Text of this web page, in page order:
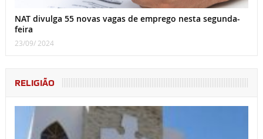
NAT divulga 55 novas vagas de emprego nesta segunda-
feira
23/09/ 2024
RELIGIÃO